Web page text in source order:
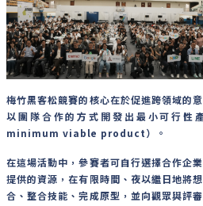
梅竹黑客松競賽的核心在於促進跨領域的
以團隊合作的方式開發出最小可行性
minimum viable product）。
在這場活動中，參賽者可自行選擇合作企
提供的資源，在有限時間、夜以繼日地將
合、整合技能、完成原型，並向觀眾與評